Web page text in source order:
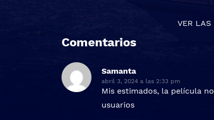
VER LAS
Comentarios
Samantadice:
abril 3, 2024 a las 2:33 pm
Mis estimados, la película
usuarios